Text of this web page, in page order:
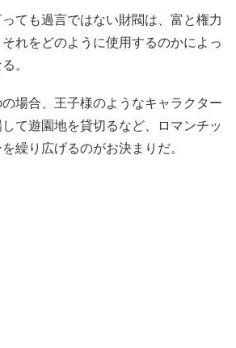
ても過言ではない財閥は、富と権力
れをどのように使用するのかによっ
。
場合、王子様のようなキャラクター
て遊園地を貸切るなど、ロマンチッ
繰り広げるのがお決まりだ。